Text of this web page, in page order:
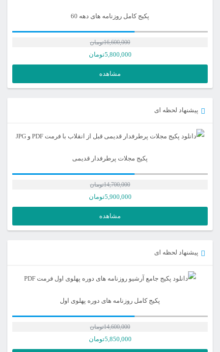
پکیج کامل روزنامه های دهه 60
16,600,000تومان
5,800,000تومان
مشاهده
پیشنهاد لحظه ای
پکیج مجلات پرطرفدار قدیمی
14,700,000تومان
5,900,000تومان
مشاهده
پیشنهاد لحظه ای
پکیج کامل روزنامه های دوره پهلوی اول
14,600,000تومان
5,850,000تومان